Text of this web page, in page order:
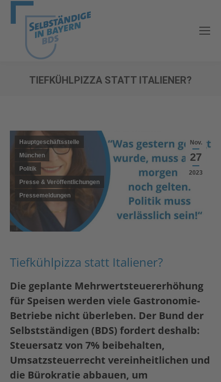
TIEFKÜHLPIZZA STATT ITALIENER?
Nov.
27
2023
Hauptgeschäftsstelle
München
Politik
Presse & Veröffentlichungen
Pressemeldungen
Tiefkühlpizza statt Italiener?
Die geplante Mehrwertsteuererhöhung
für Speisen werden viele Gastronomie-
Betriebe nicht überleben. Der Bund der
Selbstständigen (BDS) fordert deshalb:
Steuersatz von 7% beibehalten,
Umsatzsteuerrecht vereinheitlichen und
die Bürokratie abbauen, um